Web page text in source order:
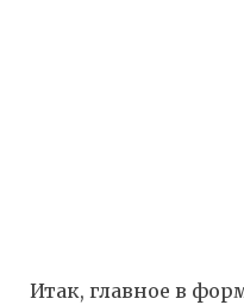
Итак, главное в